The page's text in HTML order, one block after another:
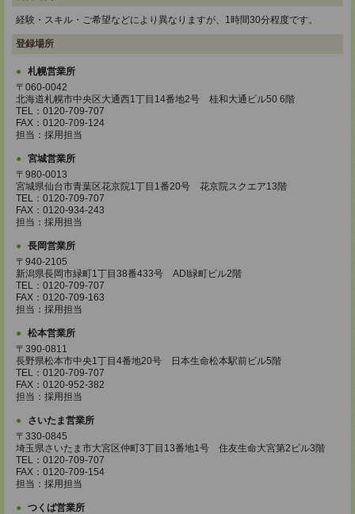
経験・スキル・ご希望などにより異なりますが、1時間30分程度です。
登録場所
札幌営業所
〒060-0042
北海道札幌市中央区大通西1丁目14番地2号 桂和大通ビル50 6階
TEL：0120-709-707
FAX：0120-709-124
担当：採用担当
宮城営業所
〒980-0013
宮城県仙台市青葉区花京院1丁目1番20号 花京院スクエア13階
TEL：0120-709-707
FAX：0120-934-243
担当：採用担当
長岡営業所
〒940-2105
新潟県長岡市緑町1丁目38番433号 ADI緑町ビル2階
TEL：0120-709-707
FAX：0120-709-163
担当：採用担当
松本営業所
〒390-0811
長野県松本市中央1丁目4番地20号 日本生命松本駅前ビル5階
TEL：0120-709-707
FAX：0120-952-382
担当：採用担当
さいたま営業所
〒330-0845
埼玉県さいたま市大宮区仲町3丁目13番地1号 住友生命大宮第2ビル3階
TEL：0120-709-707
FAX：0120-709-154
担当：採用担当
つくば営業所